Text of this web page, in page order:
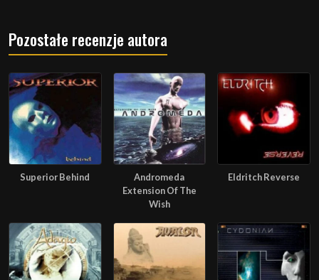
Pozostałe recenzje autora
Superior Behind
Andromeda
Extension Of The
Wish
Eldritch Reverse